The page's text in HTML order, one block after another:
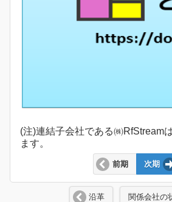
(注)連結子会社である㈱RfStream
ます。
前期 次期
沿革 関係会社の